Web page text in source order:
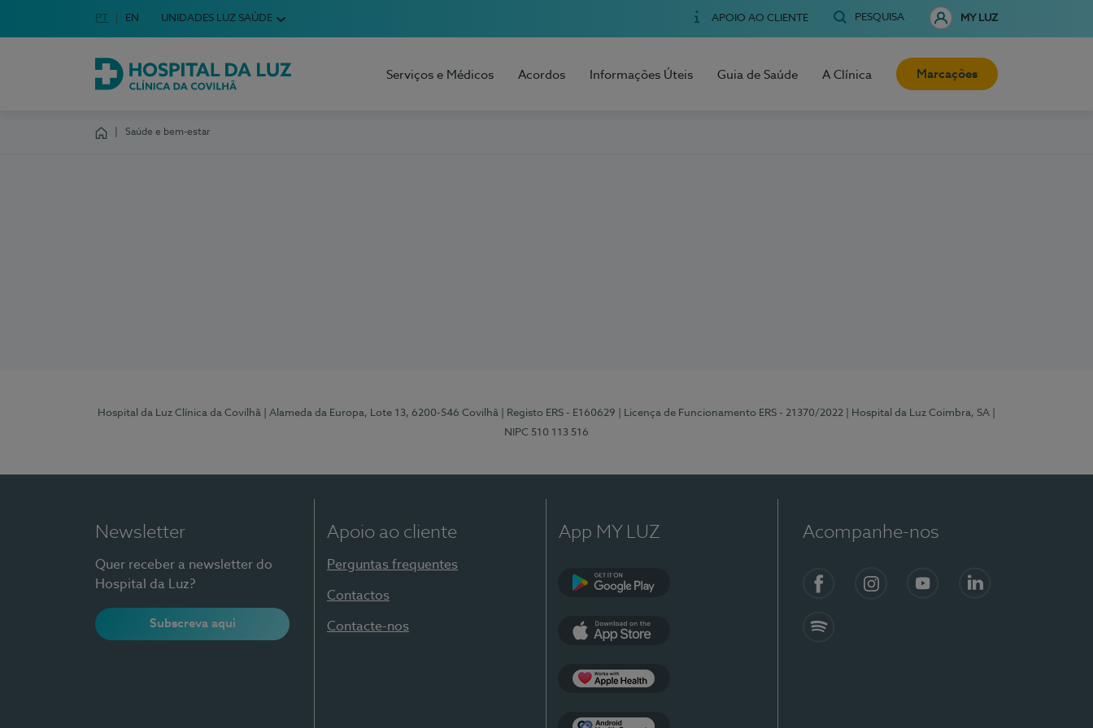
Escolha o seu idioma
Idioma em Português
PT English Language
EN UNIDADES LUZ SAÚDE APOIO AO CLIENTE PESQUISA MY LUZ
Hospital da Luz Clínica da Covilhã
Serviços e Médicos Acordos Informações Úteis Guia de Saúde A Clínica Marcações
Saúde e bem-estar
Hospital da Luz Clínica da Covilhã | Alameda da Europa, Lote 13, 6200-546 Covilhã | Registo ERS - E160629 | Licença de Funcionamento ERS - 21370/2022 | Hospital da Luz Coimbra, SA
NIPC 510 113 516
Newsletter
Quer receber a newsletter do
Hospital da Luz?
Subscreva aqui
Apoio ao cliente
Perguntas frequentes
Contactos
Contacte-nos
App MY LUZ Acompanhe-nos